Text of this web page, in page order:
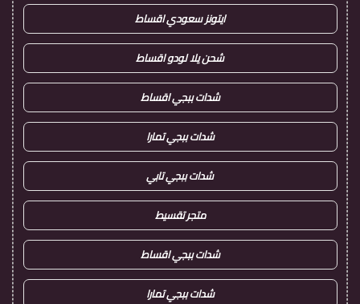
ايتونز سعودي اقساط
شحن يلا لودو اقساط
شدات ببجي اقساط
شدات ببجي تمارا
شدات ببجي تابي
متجر تقسيط
شدات ببجي اقساط
شدات ببجي تمارا